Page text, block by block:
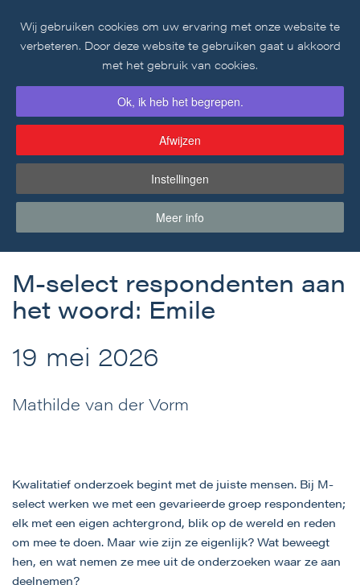
Wij gebruiken cookies om uw ervaring met onze website te
verbeteren. Door deze website te gebruiken gaat u akkoord
met het gebruik van cookies.
Ok, ik heb het begrepen.
Afwijzen
Instellingen
Meer info
Skip to main content
M-select respondenten aan
het woord: Emile
19 mei 2026
Mathilde van der Vorm
Kwalitatief onderzoek begint met de juiste mensen. Bij M-
select werken we met een gevarieerde groep respondenten;
elk met een eigen achtergrond, blik op de wereld en reden
om mee te doen. Maar wie zijn ze eigenlijk? Wat beweegt
hen, en wat nemen ze mee uit de onderzoeken waar ze aan
deelnemen?